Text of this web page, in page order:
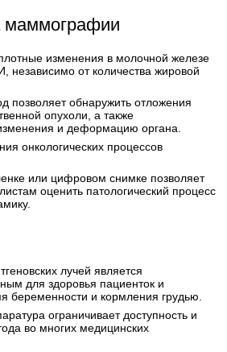
маммографии
изменения в молочной железе
независимо от количества жировой
позволяет обнаружить отложения
опухоли, а также
и деформацию органа.
онкологических процессов
или цифровом снимке позволяет
оценить патологический процесс
лучей является
для здоровья пациенток и
беременности и кормления грудью.
ограничивает доступность и
во многих медицинских